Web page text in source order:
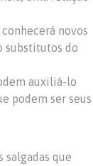
novos
substitutos do
auxiliá-lo
podem ser seus
salgadas que